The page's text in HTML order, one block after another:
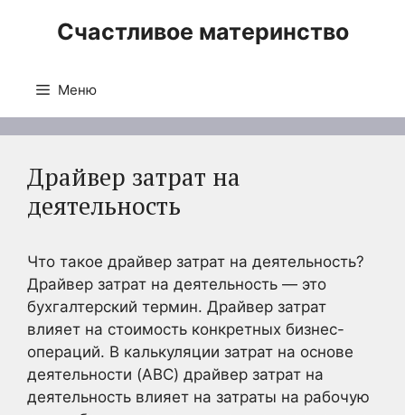
Счастливое материнство
Меню
Драйвер затрат на
деятельность
Что такое драйвер затрат на деятельность?
Драйвер затрат на деятельность — это
бухгалтерский термин. Драйвер затрат
влияет на стоимость конкретных бизнес-
операций. В калькуляции затрат на основе
деятельности (ABC) драйвер затрат на
деятельность влияет на затраты на рабочую